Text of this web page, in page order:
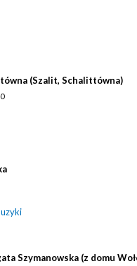
(Szalit, Schalittówna)
Szymanowska (z domu